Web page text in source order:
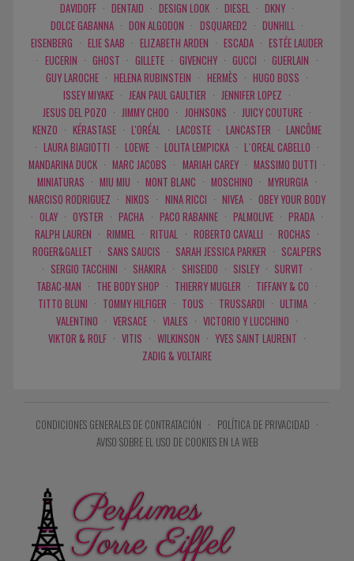
DAVIDOFF · DENTAID · DESIGN LOOK · DIESEL · DKNY ·
DOLCE GABANNA · DON ALGODON · DSQUARED2 · DUNHILL ·
EISENBERG · ELIE SAAB · ELIZABETH ARDEN · ESCADA · ESTÉE LAUDER
· EUCERIN · GHOST · GILLETE · GIVENCHY · GUCCI · GUERLAIN ·
GUY LAROCHE · HELENA RUBINSTEIN · HERMÈS · HUGO BOSS ·
ISSEY MIYAKE · JEAN PAUL GAULTIER · JENNIFER LOPEZ ·
JESUS DEL POZO · JIMMY CHOO · JOHNSONS · JUICY COUTURE ·
KENZO · KÉRASTASE · L'ORÉAL · LACOSTE · LANCASTER · LANCÔME
· LAURA BIAGIOTTI · LOEWE · LOLITA LEMPICKA · L`OREAL CABELLO ·
MANDARINA DUCK · MARC JACOBS · MARIAH CAREY · MASSIMO DUTTI ·
MINIATURAS · MIU MIU · MONT BLANC · MOSCHINO · MYRURGIA ·
NARCISO RODRIGUEZ · NIKOS · NINA RICCI · NIVEA · OBEY YOUR BODY
· OLAY · OYSTER · PACHA · PACO RABANNE · PALMOLIVE · PRADA ·
RALPH LAUREN · RIMMEL · RITUAL · ROBERTO CAVALLI · ROCHAS ·
ROGER&GALLET · SANS SAUCIS · SARAH JESSICA PARKER · SCALPERS
· SERGIO TACCHINI · SHAKIRA · SHISEIDO · SISLEY · SURVIT ·
TABAC-MAN · THE BODY SHOP · THIERRY MUGLER · TIFFANY & CO ·
TITTO BLUNI · TOMMY HILFIGER · TOUS · TRUSSARDI · ULTIMA ·
VALENTINO · VERSACE · VIALES · VICTORIO Y LUCCHINO ·
VIKTOR & ROLF · VITIS · WILKINSON · YVES SAINT LAURENT ·
ZADIG & VOLTAIRE
CONDICIONES GENERALES DE CONTRATACIÓN · POLÍTICA DE PRIVACIDAD ·
AVISO SOBRE EL USO DE COOKIES EN LA WEB